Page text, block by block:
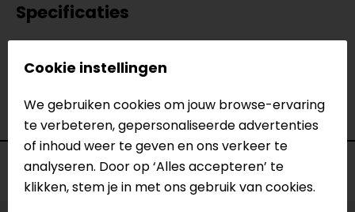
Specificaties
Model
DN6104/A
Kleur
N.v.t.
Voorraad
Cookie instellingen
We gebruiken cookies om jouw browse-ervaring
te verbeteren, gepersonaliseerde advertenties
of inhoud weer te geven en ons verkeer te
analyseren. Door op ‘Alles accepteren’ te
klikken, stem je in met ons gebruik van cookies.